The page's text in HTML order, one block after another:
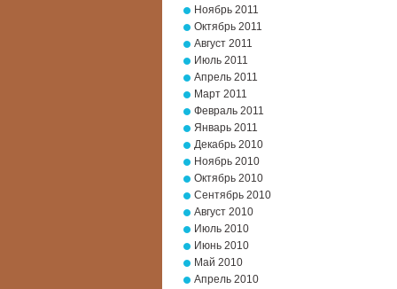
Ноябрь 2011
Октябрь 2011
Август 2011
Июль 2011
Апрель 2011
Март 2011
Февраль 2011
Январь 2011
Декабрь 2010
Ноябрь 2010
Октябрь 2010
Сентябрь 2010
Август 2010
Июль 2010
Июнь 2010
Май 2010
Апрель 2010